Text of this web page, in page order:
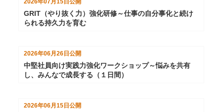
2026年07月15日 公開
GRIT（やり抜く力）強化研修～仕事の自分事化と続け
られる持久力を育む
2026年06月26日 公開
中堅社員向け実践力強化ワークショップ～悩みを共有
し、みんなで成長する（１日間）
2026年06月15日 公開